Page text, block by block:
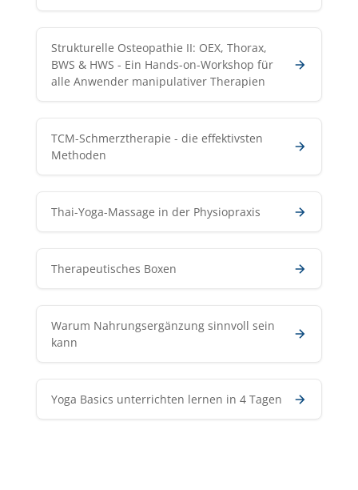
Strukturelle Osteopathie II: OEX, Thorax,
BWS & HWS - Ein Hands-on-Workshop für
alle Anwender manipulativer Therapien
TCM-Schmerztherapie - die effektivsten
Methoden
Thai-Yoga-Massage in der Physiopraxis
Therapeutisches Boxen
Warum Nahrungsergänzung sinnvoll sein
kann
Yoga Basics unterrichten lernen in 4 Tagen